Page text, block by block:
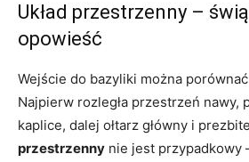
Układ przestrzenny –
opowieść
Wejście do bazyliki można
Najpierw rozległa przestrzeń nawy,
kaplice, dalej ołtarz główny i
przestrzenny nie jest przypadkowy